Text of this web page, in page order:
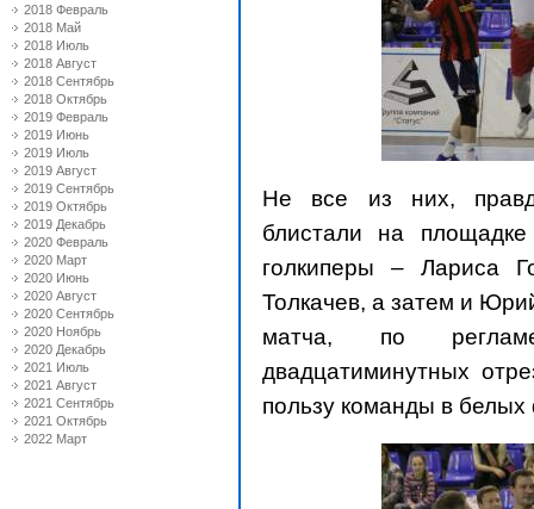
2018 Февраль
2018 Май
2018 Июль
2018 Август
2018 Сентябрь
2018 Октябрь
2019 Февраль
2019 Июнь
2019 Июль
2019 Август
2019 Сентябрь
2019 Октябрь
2019 Декабрь
2020 Февраль
2020 Март
2020 Июнь
2020 Август
2020 Сентябрь
2020 Ноябрь
2020 Декабрь
2021 Июль
2021 Август
2021 Сентябрь
2021 Октябрь
2022 Март
Не все из них,
блистали на
голкиперы – Лариса
Толкачев, а затем и
матча, по
двадцатиминутных
пользу команды в белых